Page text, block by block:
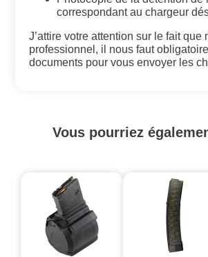
correspondant au chargeur
J’attire votre attention sur le fait que
professionnel, il nous faut
documents pour vous envoyer les
Vous pourriez